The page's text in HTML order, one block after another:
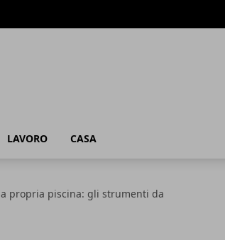
LAVORO CASA
propria piscina: gli strumenti da